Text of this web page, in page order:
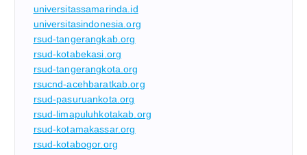
universitassamarinda.id
universitasindonesia.org
rsud-tangerangkab.org
rsud-kotabekasi.org
rsud-tangerangkota.org
rsucnd-acehbaratkab.org
rsud-pasuruankota.org
rsud-limapuluhkotakab.org
rsud-kotamakassar.org
rsud-kotabogor.org